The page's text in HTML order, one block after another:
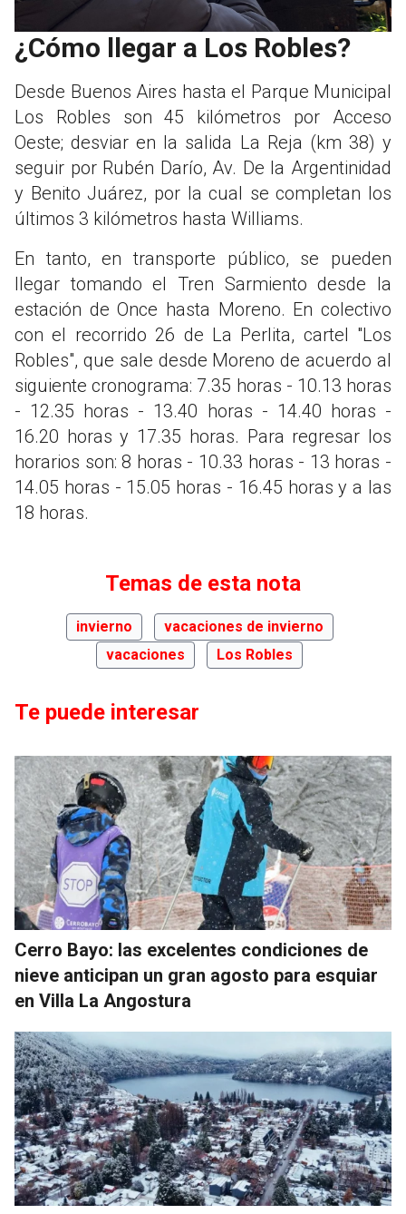
¿Cómo llegar a Los Robles?
Desde Buenos Aires hasta el Parque Municipal
Los Robles son 45 kilómetros por Acceso
Oeste; desviar en la salida La Reja (km 38) y
seguir por Rubén Darío, Av. De la Argentinidad
y Benito Juárez, por la cual se completan los
últimos 3 kilómetros hasta Williams.
En tanto, en transporte público, se pueden
llegar tomando el Tren Sarmiento desde la
estación de Once hasta Moreno. En colectivo
con el recorrido 26 de La Perlita, cartel "Los
Robles", que sale desde Moreno de acuerdo al
siguiente cronograma: 7.35 horas - 10.13 horas
- 12.35 horas - 13.40 horas - 14.40 horas -
16.20 horas y 17.35 horas. Para regresar los
horarios son: 8 horas - 10.33 horas - 13 horas -
14.05 horas - 15.05 horas - 16.45 horas y a las
18 horas.
Temas de esta nota
invierno
vacaciones de invierno
vacaciones
Los Robles
Te puede interesar
Cerro Bayo: las excelentes condiciones de
nieve anticipan un gran agosto para esquiar
en Villa La Angostura